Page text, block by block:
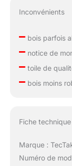
Inconvénients
–bois parfois
–notice de
–toile de
–bois moins
Fiche technique
Marque :
Numéro de